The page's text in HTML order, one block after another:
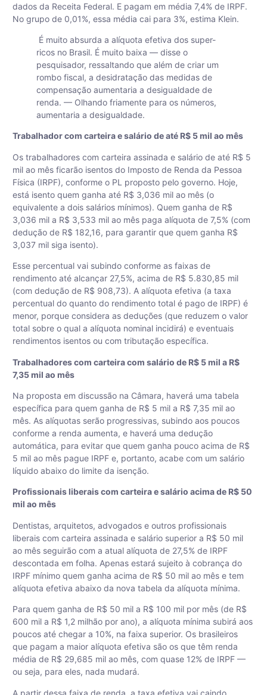
dados da Receita Federal. E pagam em média 7,4% de IRPF.
No grupo de 0,01%, essa média cai para 3%, estima Klein.
É muito absurda a alíquota efetiva dos super-
ricos no Brasil. É muito baixa — disse o
pesquisador, ressaltando que além de criar um
rombo fiscal, a desidratação das medidas de
compensação aumentaria a desigualdade de
renda. — Olhando friamente para os números,
aumentaria a desigualdade.
Trabalhador com carteira e salário de até R$ 5 mil ao mês
Os trabalhadores com carteira assinada e salário de até R$ 5
mil ao mês ficarão isentos do Imposto de Renda da Pessoa
Física (IRPF), conforme o PL proposto pelo governo. Hoje,
está isento quem ganha até R$ 3,036 mil ao mês (o
equivalente a dois salários mínimos). Quem ganha de R$
3,036 mil a R$ 3,533 mil ao mês paga alíquota de 7,5% (com
dedução de R$ 182,16, para garantir que quem ganha R$
3,037 mil siga isento).
Esse percentual vai subindo conforme as faixas de
rendimento até alcançar 27,5%, acima de R$ 5.830,85 mil
(com dedução de R$ 908,73). A alíquota efetiva (a taxa
percentual do quanto do rendimento total é pago de IRPF) é
menor, porque considera as deduções (que reduzem o valor
total sobre o qual a alíquota nominal incidirá) e eventuais
rendimentos isentos ou com tributação específica.
Trabalhadores com carteira com salário de R$ 5 mil a R$
7,35 mil ao mês
Na proposta em discussão na Câmara, haverá uma tabela
específica para quem ganha de R$ 5 mil a R$ 7,35 mil ao
mês. As alíquotas serão progressivas, subindo aos poucos
conforme a renda aumenta, e haverá uma dedução
automática, para evitar que quem ganha pouco acima de R$
5 mil ao mês pague IRPF e, portanto, acabe com um salário
líquido abaixo do limite da isenção.
Profissionais liberais com carteira e salário acima de R$ 50
mil ao mês
Dentistas, arquitetos, advogados e outros profissionais
liberais com carteira assinada e salário superior a R$ 50 mil
ao mês seguirão com a atual alíquota de 27,5% de IRPF
descontada em folha. Apenas estará sujeito à cobrança do
IRPF mínimo quem ganha acima de R$ 50 mil ao mês e tem
alíquota efetiva abaixo da nova tabela da alíquota mínima.
Para quem ganha de R$ 50 mil a R$ 100 mil por mês (de R$
600 mil a R$ 1,2 milhão por ano), a alíquota mínima subirá aos
poucos até chegar a 10%, na faixa superior. Os brasileiros
que pagam a maior alíquota efetiva são os que têm renda
média de R$ 29,685 mil ao mês, com quase 12% de IRPF —
ou seja, para eles, nada mudará.
A partir dessa faixa de renda, a taxa efetiva vai caindo,